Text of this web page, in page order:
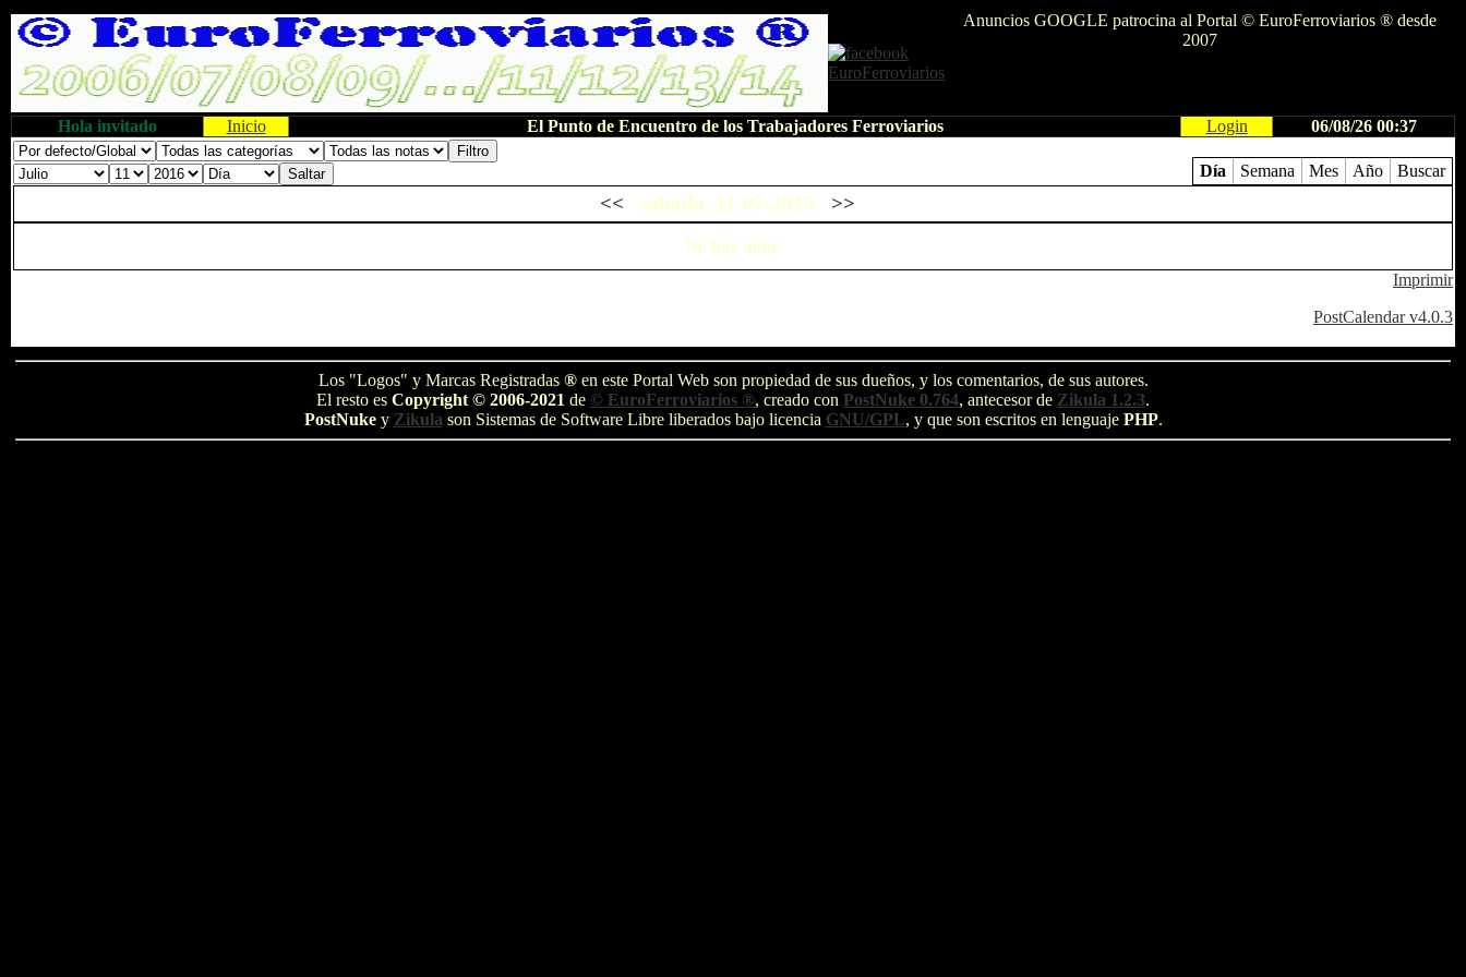
Anuncios GOOGLE patrocina al Portal © EuroFerroviarios ® desde
2007
Hola invitado Inicio El Punto de Encuentro de los Trabajadores Ferroviarios Login 06/08/26 00:37
Día Semana Mes Año Buscar
<< sábado, 11-07-2015 >>
No hay notas
Imprimir
PostCalendar v4.0.3
Los "Logos" y Marcas Registradas ®en este Portal Web son propiedad de sus dueños, y los comentarios, de sus autores.
El resto es Copyright © 2006-2021 de © EuroFerroviarios ®, creado con PostNuke 0.764, antecesor de Zikula 1.2.3.
PostNukey Zikula son Sistemas de Software Libre liberados bajo licencia GNU/GPL, y que son escritos en lenguaje PHP.